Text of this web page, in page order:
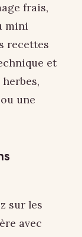
frais,
mini
recettes
et
une
sur les
avec